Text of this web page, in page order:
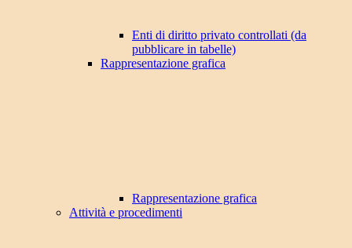
Enti di diritto privato controllati (da
pubblicare in tabelle)
Rappresentazione grafica
Rappresentazione grafica
Attività e procedimenti